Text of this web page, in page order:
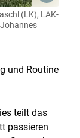
(LK), LAK-
und Routine
teilt das
passieren